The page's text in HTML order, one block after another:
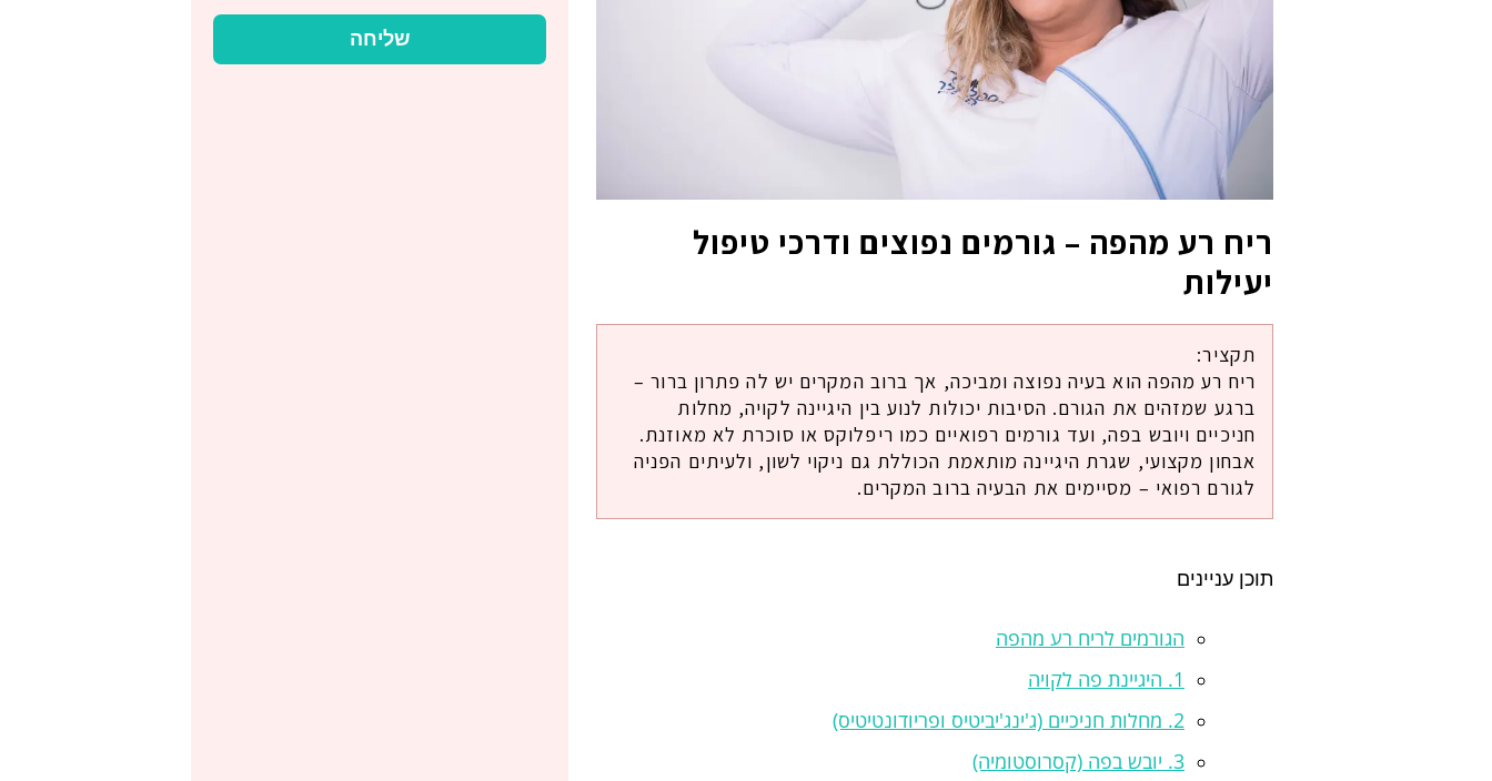
ריח רע מהפה – גורמים נפוצים ודרכי טיפול
יעילות
תקציר:
ריח רע מהפה הוא בעיה נפוצה ומביכה, אך ברוב המקרים יש לה פתרון ברור –
ברגע שמזהים את הגורם. הסיבות יכולות לנוע בין היגיינה לקויה, מחלות
חניכיים ויובש בפה, ועד גורמים רפואיים כמו ריפלוקס או סוכרת לא מאוזנת.
אבחון מקצועי, שגרת היגיינה מותאמת הכוללת גם ניקוי לשון, ולעיתים הפניה
לגורם רפואי – מסיימים את הבעיה ברוב המקרים.
תוכן עניינים
הגורמים לריח רע מהפה
1. היגיינת פה לקויה
2. מחלות חניכיים (ג'ינג'יביטיס ופריודונטיטיס)
3. יובש בפה (קסרוסטומיה)
שליחה